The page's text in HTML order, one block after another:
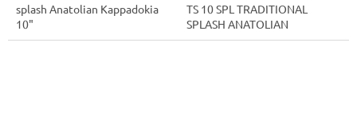
splash Anatolian Kappadokia
10"
TS 10 SPL TRADITIONAL
SPLASH ANATOLIAN